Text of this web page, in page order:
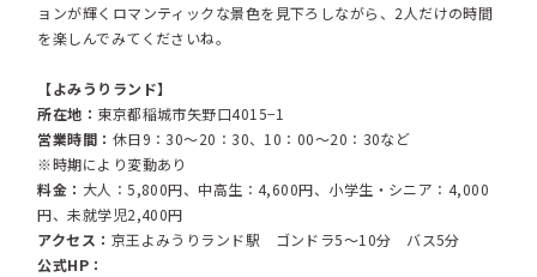
ョンが輝くロマンティックな景色を見下ろしながら、2人だけの時間
を楽しんでみてくださいね。
【よみうりランド】
所在地： 東京都稲城市矢野口4015−1
営業時間： 休日9：30～20：30、10：00～20：30など
※時期により変動あり
料金： 大人：5,800円、中高生：4,600円、小学生・シニア：4,000
円、未就学児2,400円
アクセス： 京王よみうりランド駅 ゴンドラ5〜10分 バス5分
公式HP：